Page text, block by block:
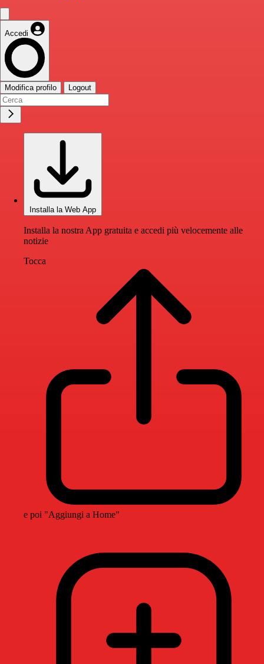
Accedi
Modifica profilo Logout
Installa la Web App
Installa la nostra App gratuita e accedi più velocemente alle
notizie
Tocca
e poi "Aggiungi a Home"